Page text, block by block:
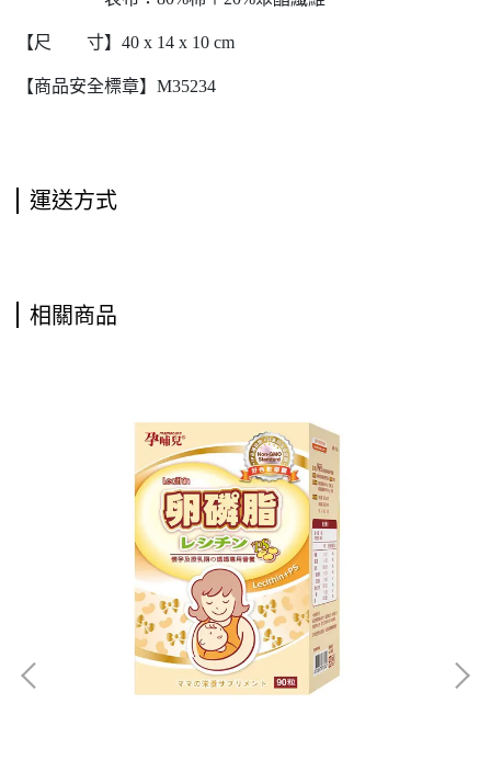
【尺 寸】40 x 14 x 10 cm
【商品安全標章】M35234
運送方式
相關商品